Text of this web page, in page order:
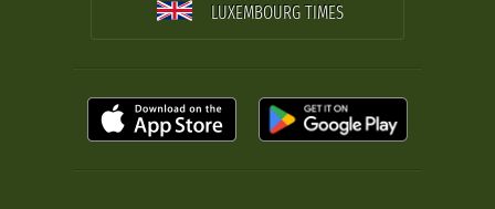
LUXEMBOURG TIMES